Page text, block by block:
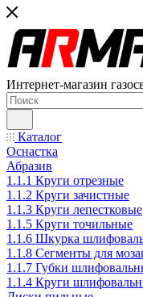
Интернет-магазин
Каталог
Оснастка
Абразив
1.1.1 Круги отрезные
1.1.2 Круги зачистные
1.1.3 Круги лепестковые
1.1.5 Круги точильные
1.1.6 Шкурка
1.1.8 Сегменты для
1.1.7 Губки
1.1.4 Круги